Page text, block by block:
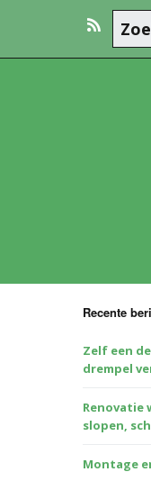
Recente
Zelf een
drempel
Renovatie
slopen,
Montage